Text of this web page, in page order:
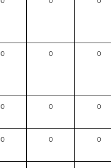
0 0 0
0 0 0
0 0 0